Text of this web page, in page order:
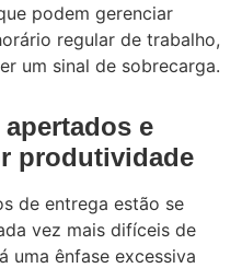
podem gerenciar
regular de trabalho,
um sinal de sobrecarga.
e
produtividade
de entrega estão se
vez mais difíceis de
uma ênfase excessiva